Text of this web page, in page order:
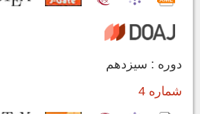
دوره : سیزدهم
شماره 4